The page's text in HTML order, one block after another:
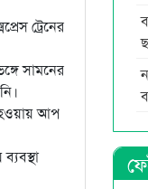
ট্রেনের
সামনের
হওয়ায় আপ